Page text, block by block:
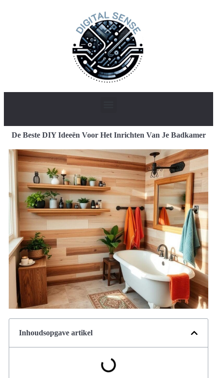
De Beste DIY Ideeën Voor Het Inrichten Van Je Badkamer
Inhoudsopgave artikel